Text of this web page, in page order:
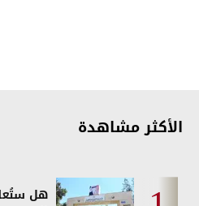
الأكثر مشاهدة
هل